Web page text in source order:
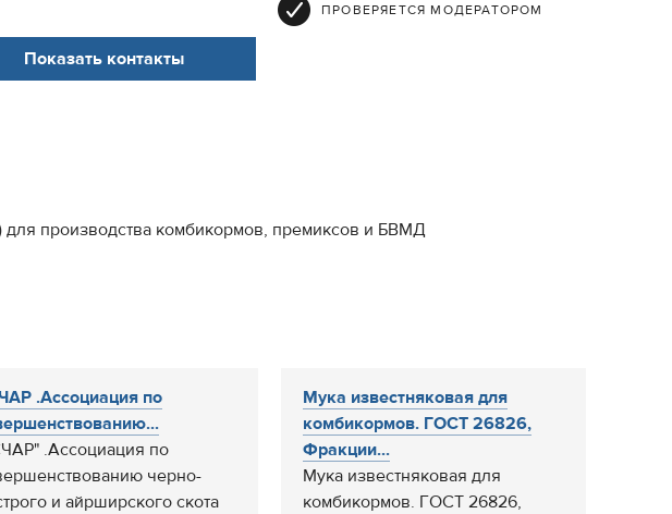
ПРОВЕРЯЕТСЯ МОДЕРАТОРОМ
Показать контакты
для производства комбикормов, премиксов и БВМД
.Ассоциация по
.Ассоциация по
черно-
и айрширского скота
Мука известняковая для
комбикормов. ГОСТ 26826,
Фракции...
Мука известняковая для
комбикормов. ГОСТ 26826,